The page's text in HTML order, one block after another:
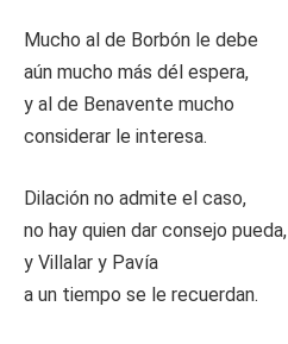
Mucho al de Borbón le debe
aún mucho más dél espera,
y al de Benavente mucho
considerar le interesa.
Dilación no admite el caso,
no hay quien dar consejo pueda,
y Villalar y Pavía
a un tiempo se le recuerdan.